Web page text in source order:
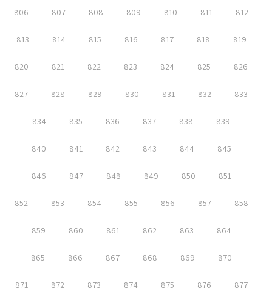
806 807 808 809 810 811 812
813 814 815 816 817 818 819
820 821 822 823 824 825 826
827 828 829 830 831 832 833
834 835 836 837 838 839
840 841 842 843 844 845
846 847 848 849 850 851
852 853 854 855 856 857 858
859 860 861 862 863 864
865 866 867 868 869 870
871 872 873 874 875 876 877